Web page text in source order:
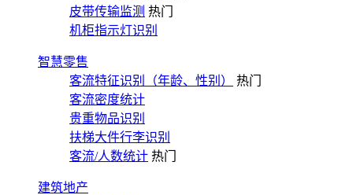
皮带传输监测 热门
机柜指示灯识别
智慧零售
客流特征识别（年龄、性别）
热门
客流密度统计
贵重物品识别
扶梯大件行李识别
客流/人数统计 热门
建筑地产